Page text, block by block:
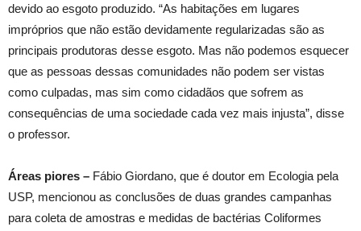
devido ao esgoto produzido. “As habitações em lugares
impróprios que não estão devidamente regularizadas são as
principais produtoras desse esgoto. Mas não podemos esquecer
que as pessoas dessas comunidades não podem ser vistas
como culpadas, mas sim como cidadãos que sofrem as
consequências de uma sociedade cada vez mais injusta”, disse
o professor.
Áreas piores – Fábio Giordano, que é doutor em Ecologia pela
USP, mencionou as conclusões de duas grandes campanhas
para coleta de amostras e medidas de bactérias Coliformes